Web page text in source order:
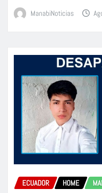
ManabiNoticias
ECUADOR HOME